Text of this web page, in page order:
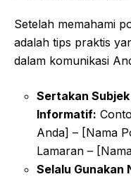
Setelah memahami
adalah tips praktis
dalam komunikasi
Sertakan
Informatif:
Anda] – [Nama
Lamaran –
Selalu Gunakan